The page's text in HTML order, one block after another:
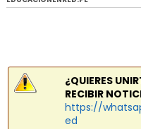
¿QUIERES
RECIBIR
https://
ed